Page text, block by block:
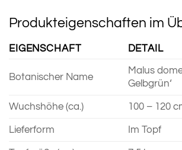
Produkteigenschaften im
EIGENSCHAFT DETAIL
Botanischer Name
Malus
Gelbgrün‘
Wuchshöhe (ca.) 100 – 120
Lieferform Im Topf